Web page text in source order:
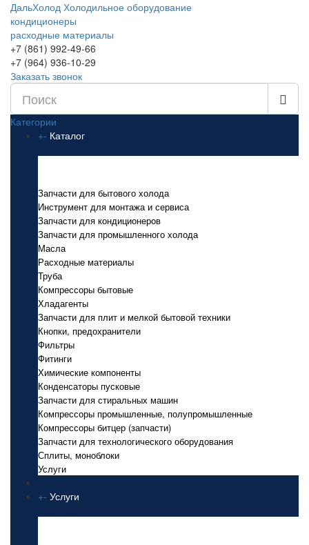
ДальХолод Холодильное оборудование
кондиционеры
расходные материалы
+7 (861) 992-49-66
+7 (964) 936-10-29
Заказать звонок
Категории
+- Каталог
Запчасти для бытового холода
Инструмент для монтажа и сервиса
Запчасти для кондиционеров
Запчасти для промышленного холода
Масла
Расходные материалы
Труба
Компрессоры бытовые
Хладагенты
Запчасти для плит и мелкой бытовой техники
Кнопки, предохранители
Фильтры
Фитинги
Химические компоненты
Конденсаторы пусковые
Запчасти для стиральных машин
Компрессоры промышленные, полупромышленные
Компрессоры битцер (запчасти)
Запчасти для технологического оборудования
Сплиты, моноблоки
Услуги
+- Услуги